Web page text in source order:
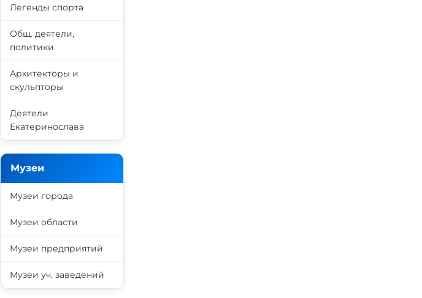
Легенды спорта
Общ. деятели,
политики
Архитекторы и
скульпторы
Деятели
Екатеринослава
Музеи
Музеи города
Музеи области
Музеи предприятий
Музеи уч. заведений